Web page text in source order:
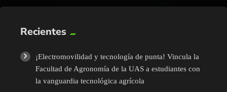
Recientes
¡Electromovilidad y tecnología de punta! Vincula la
Facultad de Agronomía de la UAS a estudiantes con
la vanguardia tecnológica agrícola